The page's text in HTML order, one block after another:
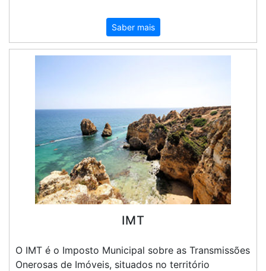
Saber mais
IMT
O IMT é o Imposto Municipal sobre as Transmissões
Onerosas de Imóveis, situados no território